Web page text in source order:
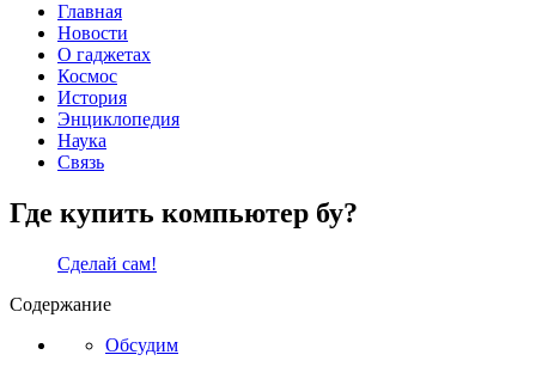
Главная
Новости
О гаджетах
Космос
История
Энциклопедия
Наука
Связь
Где купить компьютер бу?
Сделай сам!
Содержание
Обсудим